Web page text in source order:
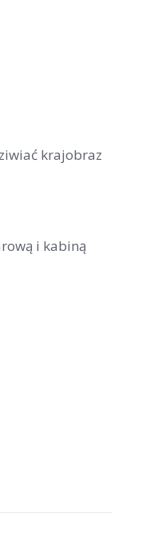
krajobraz
i kabiną